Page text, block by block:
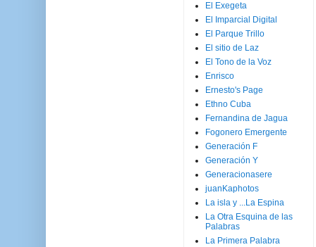
El Exegeta
El Imparcial Digital
El Parque Trillo
El sitio de Laz
El Tono de la Voz
Enrisco
Ernesto's Page
Ethno Cuba
Fernandina de Jagua
Fogonero Emergente
Generación F
Generación Y
Generacionasere
juanKaphotos
La isla y ...La Espina
La Otra Esquina de las
Palabras
La Primera Palabra